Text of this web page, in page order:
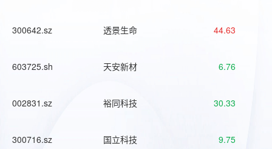
300642.sz 透景生命 44.63
603725.sh 天安新材 6.76
002831.sz 裕同科技 30.33
300716.sz 国立科技 9.75